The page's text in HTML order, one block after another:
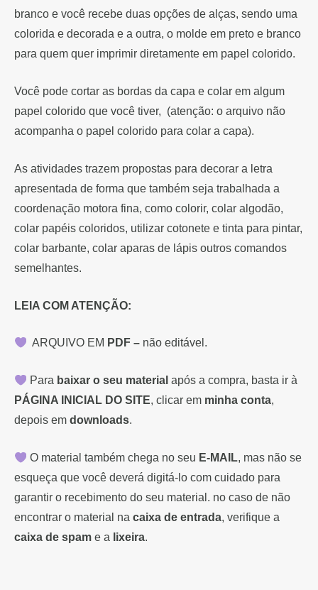
branco e você recebe duas opções de alças, sendo uma
colorida e decorada e a outra, o molde em preto e branco
para quem quer imprimir diretamente em papel colorido.
Você pode cortar as bordas da capa e colar em algum
papel colorido que você tiver, (atenção: o arquivo não
acompanha o papel colorido para colar a capa).
As atividades trazem propostas para decorar a letra
apresentada de forma que também seja trabalhada a
coordenação motora fina, como colorir, colar algodão,
colar papéis coloridos, utilizar cotonete e tinta para pintar,
colar barbante, colar aparas de lápis outros comandos
semelhantes.
LEIA COM ATENÇÃO:
ARQUIVO EM PDF – não editável.
Para baixar o seu material após a compra, basta ir à
PÁGINA INICIAL DO SITE, clicar em minha conta,
depois em downloads.
O material também chega no seu E-MAIL, mas não se
esqueça que você deverá digitá-lo com cuidado para
garantir o recebimento do seu material. no caso de não
encontrar o material na caixa de entrada, verifique a
caixa de spam e a lixeira.